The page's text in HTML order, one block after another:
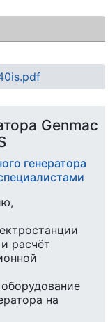
Genmac
генератора
расчёт
на